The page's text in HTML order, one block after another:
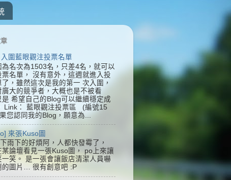
入圍藍眼觀注投票名單
為名次為1503名，只差4名，就可以
票名單， 沒有意外，這週就進入投
了，雖然這次是我的第一 次入圍，
廣大的競爭者，大概也是不被看
是 希望自己的Blog可以繼續穩定成
Link： 藍眼觀注投票區 (編號15
您認同我的Blog，願意為...
來張Kuso圖
雨下的好煩阿，人都快發霉了，
某論壇看見一張Kuso圖， po上來讓
一笑。 是一張會讓飯店清潔人員嚇
的圖片… 很有創意吧 :P